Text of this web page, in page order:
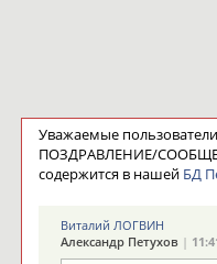
Уважаемые
ПОЗДРАВЛЕНИЕ/
содержится в нашей БД
Виталий ЛОГВИН
Александр Петухов|